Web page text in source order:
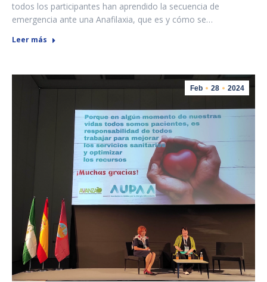
todos los participantes han aprendido la secuencia de
emergencia ante una Anafilaxia, que es y cómo se…
Leer más
Feb 28 2024